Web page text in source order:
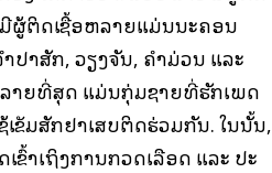
ມີ​ຜູ້​ຕິດ​ເຊື້ອຫລາຍ​ແມ່ນນະ​ຄອນ
ປາ​ສັກ, ວຽງ​ຈັນ, ຄຳ​ມ່ວນ​ ແລະ
າຍ​ທີ່​ສຸດ ​ແມ່ນກຸ່ມ​ຊາຍ​ທີ່​ຮັກເພດ
ຂັມ​ສັກ​ຢາ​ເສບ​ຕິດຮ່ວມກັນ. ໃນນັ້ນ,
ຂົ້າ​ເຖິງ​ການກວດ​ເລືອດ ແລະ ​ປະ​